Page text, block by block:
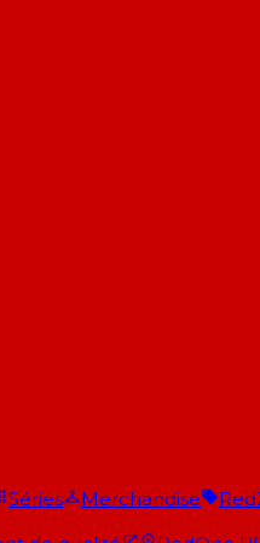
Séries Merchandise